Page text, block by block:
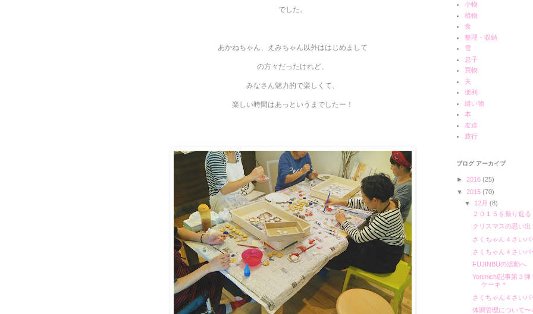
でした。
あかねちゃん、えみちゃん以外ははじめまして
の方々だったけれど、
みなさん魅力的で楽しくて、
楽しい時間はあっというまでしたー！
小物
植物
食
整理・収納
雪
息子
買物
夫
便利
縫い物
本
友達
旅行
ブログ アーカイブ
► 2016 (25)
▼ 2015 (70)
▼ 12月(8)
２０１５を振り返る
クリスマスの思い出
さくちゃん４さい
さくちゃん４さいバ
FUJINBUの活動へ
Yorimichi記事第３
ケーキ＊
さくちゃん４さいバ
体調管理について